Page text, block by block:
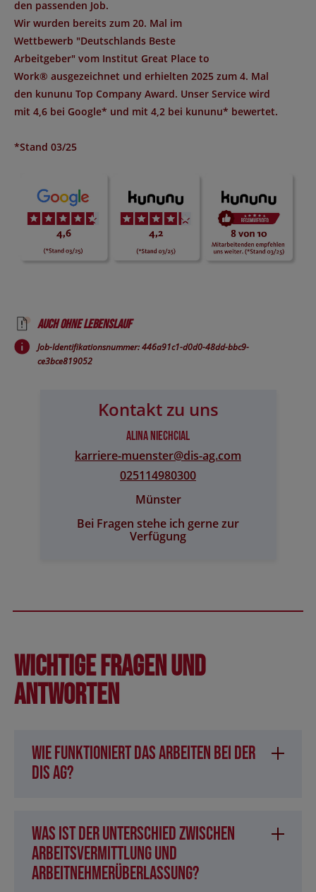
den passenden Job.
Wir wurden bereits zum 20. Mal im
Wettbewerb "Deutschlands Beste
Arbeitgeber" vom Institut Great Place to
Work® ausgezeichnet und erhielten 2025 zum 4. Mal
den kununu Top Company Award. Unser Service wird
mit 4,6 bei Google* und mit 4,2 bei kununu* bewertet.
*Stand 03/25
Auch ohne Lebenslauf
Job-Identifikationsnummer: 446a91c1-d0d0-48dd-bbc9-
ce3bce819052
Kontakt zu uns
Alina Niechcial
karriere-muenster@​dis-ag.com
025114980300
Münster
Bei Fragen stehe ich gerne zur
Verfügung
Wichtige Fragen und
Antworten
Wie funktioniert das Arbeiten bei der
DIS AG?
Was ist der Unterschied zwischen
Arbeitsvermittlung und
Arbeitnehmerüberlassung?